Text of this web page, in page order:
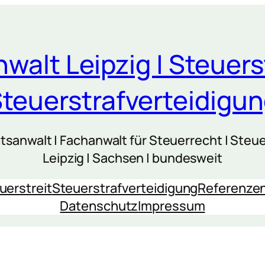
Leipzig |
| Fachanwalt für Steuerrecht |
Leipzig | Sachsen | bundesweit
Steuerstrafverteidigung
DatenschutzImpressum